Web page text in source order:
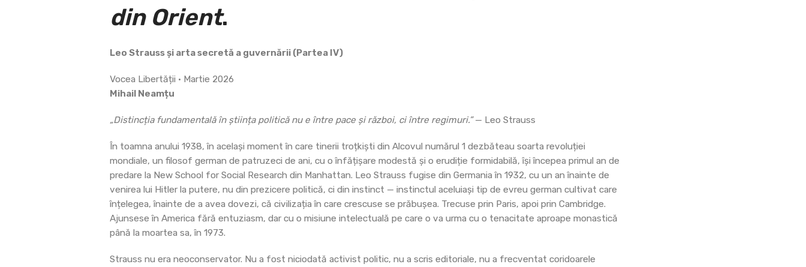
din Orient.
Leo Strauss și arta secretă a guvernării (Partea IV)
Vocea Libertății • Martie 2026
Mihail Neamțu
„Distincția fundamentală în știința politică nu e între pace și război, ci între regimuri.”— Leo Strauss
În toamna anului 1938, în același moment în care tinerii troțkiști din Alcovul numărul 1 dezbăteau soarta revoluției
mondiale, un filosof german de patruzeci de ani, cu o înfățișare modestă și o erudiție formidabilă, își începea primul an de
predare la New School for Social Research din Manhattan. Leo Strauss fugise din Germania în 1932, cu un an înainte de
venirea lui Hitler la putere, nu din prezicere politică, ci din instinct — instinctul aceluiași tip de evreu german cultivat care
înțelegea, înainte de a avea dovezi, că civilizația în care crescuse se prăbușea. Trecuse prin Paris, apoi prin Cambridge.
Ajunsese în America fără entuziasm, dar cu o misiune intelectuală pe care o va urma cu o tenacitate aproape monastică
până la moartea sa, în 1973.
Strauss nu era neoconservator. Nu a fost niciodată activist politic, nu a scris editoriale, nu a frecventat coridoarele